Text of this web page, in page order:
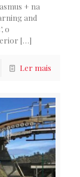
+ na
and
o
[…]
Ler mais